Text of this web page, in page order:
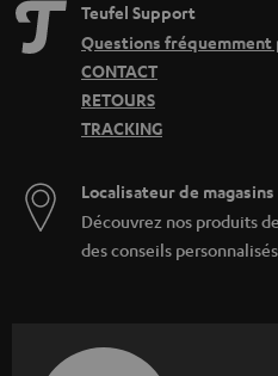
Teufel Support
Questions fréquemment
CONTACT
RETOURS
TRACKING
Localisateur de magasins
Découvrez nos produits
des conseils